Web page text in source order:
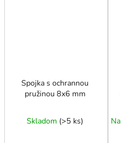
Spojka s ochrannou
pružinou 8x6 mm
Skladom (>5 ks)